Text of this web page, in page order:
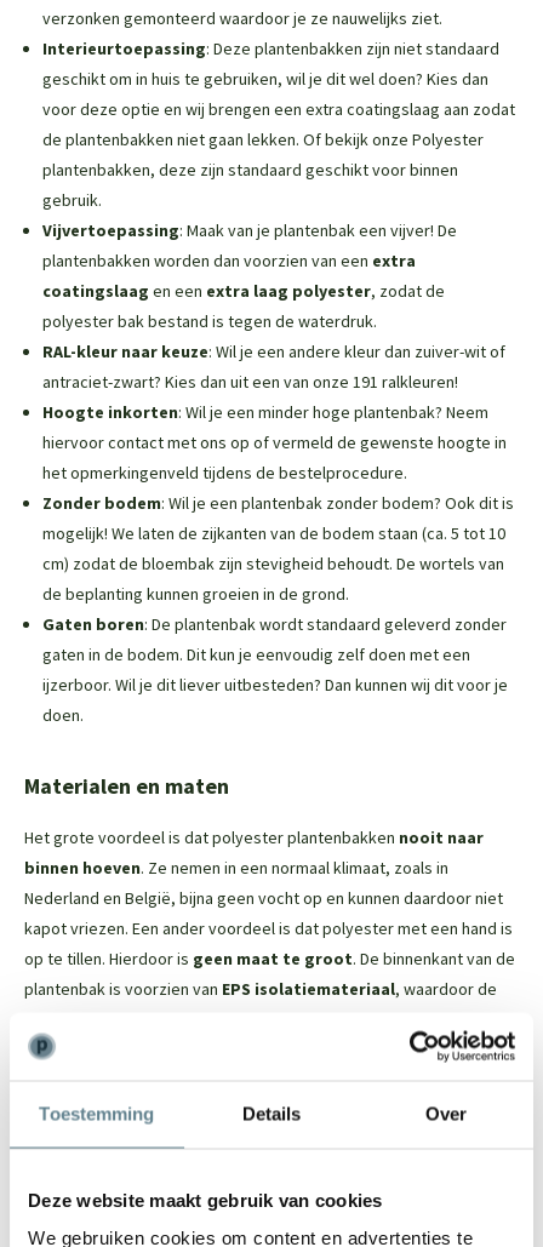
Toestemming Details Over
Deze website maakt gebruik van cookies
We gebruiken cookies om content en advertenties te
verzonken gemonteerd waardoor je ze nauwelijks ziet.
Interieurtoepassing: Deze plantenbakken zijn niet standaard
geschikt om in huis te gebruiken, wil je dit wel doen? Kies dan
voor deze optie en wij brengen een extra coatingslaag aan zodat
de plantenbakken niet gaan lekken. Of bekijk onze Polyester
plantenbakken, deze zijn standaard geschikt voor binnen
gebruik.
Vijvertoepassing: Maak van je plantenbak een vijver! De
plantenbakken worden dan voorzien van een extra
coatingslaag en een extra laag polyester, zodat de
polyester bak bestand is tegen de waterdruk.
RAL-kleur naar keuze: Wil je een andere kleur dan zuiver-wit of
antraciet-zwart? Kies dan uit een van onze 191 ralkleuren!
Hoogte inkorten: Wil je een minder hoge plantenbak? Neem
hiervoor contact met ons op of vermeld de gewenste hoogte in
het opmerkingenveld tijdens de bestelprocedure.
Zonder bodem: Wil je een plantenbak zonder bodem? Ook dit is
mogelijk! We laten de zijkanten van de bodem staan (ca. 5 tot 10
cm) zodat de bloembak zijn stevigheid behoudt. De wortels van
de beplanting kunnen groeien in de grond.
Gaten boren: De plantenbak wordt standaard geleverd zonder
gaten in de bodem. Dit kun je eenvoudig zelf doen met een
ijzerboor. Wil je dit liever uitbesteden? Dan kunnen wij dit voor je
doen.
Materialen en maten
Het grote voordeel is dat polyester plantenbakken nooit naar
binnen hoeven. Ze nemen in een normaal klimaat, zoals in
Nederland en België, bijna geen vocht op en kunnen daardoor niet
kapot vriezen. Een ander voordeel is dat polyester met een hand is
op te tillen. Hierdoor is geen maat te groot. De binnenkant van de
plantenbak is voorzien van EPS isolatiemateriaal, waardoor de
Dit tijdloze model past in iedere tuin
staan
De binnenkant van de plantenbak is voorzien van EPS